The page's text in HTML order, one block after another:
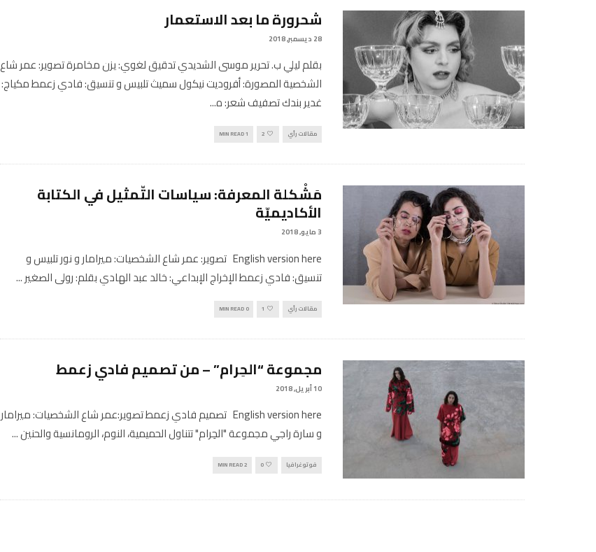
شحرورة ما بعد الاستعمار
28 ديسمبر, 2018
بقلم ليلي ب. تحرير موسى الشديدي تدقيق لغوي: يزن مخامرة تصوير: عمر شاع
الشخصية المصورة: أفروديت نيكول سميث تلبيس و تنسيق: فادي زعمط مكياج:
غدير بندك تصفيف شعر: ه...
مقالات رأي 2
1 MIN READ
مَشْكلة المعرفة: سياسات التّمثيل في الكتابة
الأكاديميّة
3 مايو, 2018
English version here تصوير: عمر شاع الشخصيات: ميرامار و نور تلبيس و
تنسيق: فادي زعمط الإخراج الإبداعي: خالد عبد الهادي بقلم: رولى الصغير...
مقالات رأي 1
0 MIN READ
مجموعة “الحِرام” – من تصميم فادي زعمط
10 أبريل, 2018
English version here تصميم فادي زعمط تصوير:عمر شاع الشخصيات: ميرامار
و سارة راجي مجموعة "الحِرام" تتناول الحميمية، النوم، الرومانسية والحنين...
فوتوغرافيا 0
2 MIN READ